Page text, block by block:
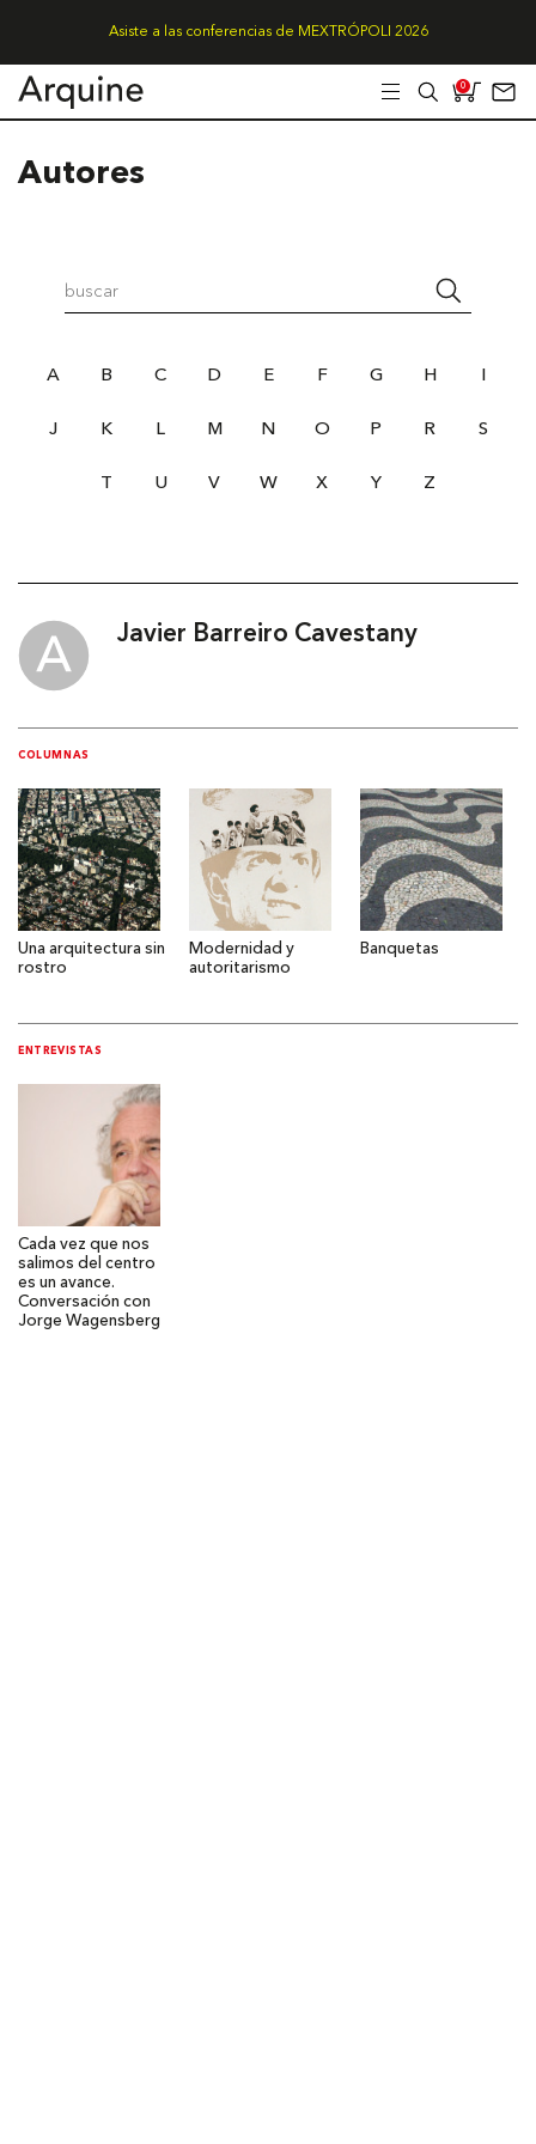
Asiste a las conferencias de MEXTRÓPOLI 2026
0
Autores
A B C D E F G H
J K L M N O P R S
T U V W X Y Z
Javier Barreiro Cavestany
COLUMNAS
Una arquitectura sin
rostro
Modernidad y
autoritarismo
Banquetas
ENTREVISTAS
Cada vez que nos
salimos del centro
es un avance.
Conversación con
Jorge Wagensberg